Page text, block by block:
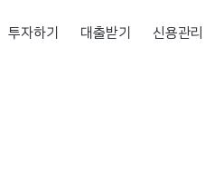
투자하기 대출받기 신용관리